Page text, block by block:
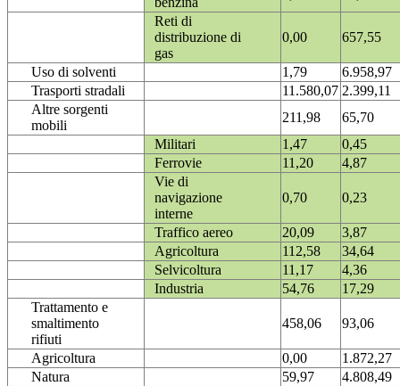
Reti di
distribuzione di
gas
0,00 657,55
Uso di solventi 1,79
6.958,97
Trasporti stradali
11.580,07 2.399,11
Altre sorgenti
mobili
211,98
65,70
Militari
1,47
0,45
Ferrovie
11,20
4,87
Vie di
navigazione
interne
0,70 0,23
Traffico aereo 20,09
3,87
Agricoltura
112,58
34,64
Selvicoltura
11,17
4,36
Industria
54,76
17,29
Trattamento e
smaltimento
rifiuti
458,06 93,06
Agricoltura 0,00
1.872,27
Natura
59,97
4.808,49